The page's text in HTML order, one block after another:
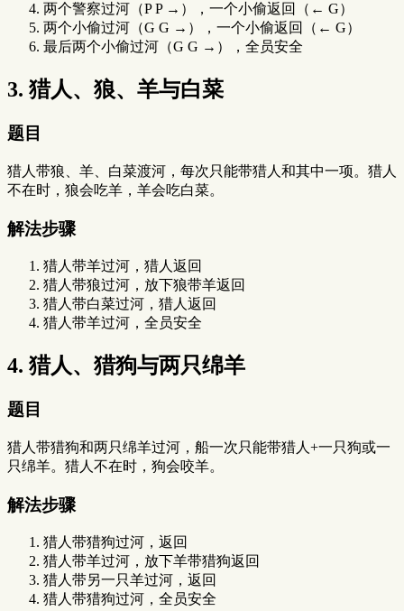
两个警察过河（P P →），一个小偷返回（← G）
两个小偷过河（G G →），一个小偷返回（← G）
最后两个小偷过河（G G →），全员安全
3. 猎人、狼、羊与白菜
题目
猎人带狼、羊、白菜渡河，每次只能带猎人和其中一项。猎人
不在时，狼会吃羊，羊会吃白菜。
解法步骤
猎人带羊过河，猎人返回
猎人带狼过河，放下狼带羊返回
猎人带白菜过河，猎人返回
猎人带羊过河，全员安全
4. 猎人、猎狗与两只绵羊
题目
猎人带猎狗和两只绵羊过河，船一次只能带猎人+一只狗或一
只绵羊。猎人不在时，狗会咬羊。
解法步骤
猎人带猎狗过河，返回
猎人带羊过河，放下羊带猎狗返回
猎人带另一只羊过河，返回
猎人带猎狗过河，全员安全